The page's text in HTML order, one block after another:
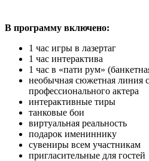
В программу включено:
1 час игры в лазертаг
1 час интерактива
1 час в «пати рум»
необычная сюжетная линия
профессионального актера
интерактивные тиры
танковые бои
виртуальная реальность
подарок имениннику
сувениры всем участникам
пригласительные для гостей